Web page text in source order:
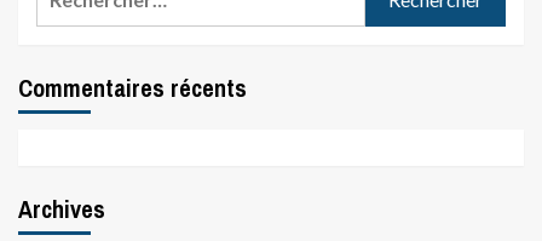
Commentaires récents
Archives